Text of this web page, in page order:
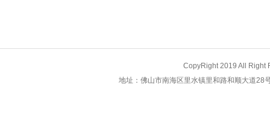
CopyRight 2019 All Right
地址：佛山市南海区里水镇里和路和顺大道